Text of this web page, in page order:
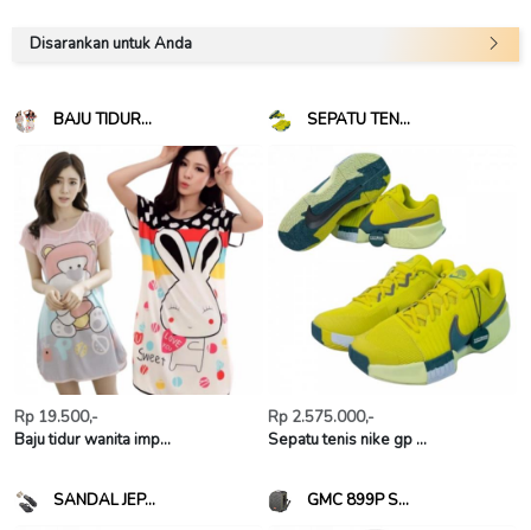
Disarankan untuk Anda
BAJU TIDUR...
Rp 19.500,-
Baju tidur wanita imp...
SEPATU TEN...
Rp 2.575.000,-
Sepatu tenis nike gp ...
SANDAL JEP... GMC 899P S...